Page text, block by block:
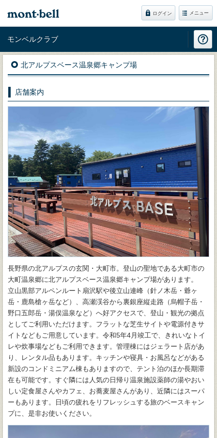
ログイン メニュー
モンベルクラブ
北アルプスベース温泉郷キャンプ場
店舗案内
長野県の北アルプスの玄関・大町市。登山の聖地である大町市の
大町温泉郷に北アルプスベース温泉郷キャンプ場があります。
立山黒部アルペンルート扇沢駅や後立山連峰（針ノ木岳・爺ヶ
岳・鹿島槍ヶ岳など）、高瀬渓谷から裏銀座縦走路（烏帽子岳・
野口五郎岳・湯俣温泉など）へ好アクセスで、登山・観光の拠点
としてご利用いただけます。フラットな芝生サイトや電源付きサ
イトなどもご用意しています。令和5年4月竣工で、きれいなトイ
レや炊事場などもご利用できます。管理棟にはジェラート店があ
り、レンタル品もあります。キッチンや寝具・お風呂などがある
新設のコンドミニアム棟もありますので、テント泊のほか長期滞
在も可能です。すぐ隣には人気の日帰り温泉施設薬師の湯やおい
しい定食屋さんやカフェ、お蕎麦屋さんがあり、近隣にはスーパ
ーもあります。日頃の疲れをリフレッシュする旅のベースキャン
プに、是非お使いください。